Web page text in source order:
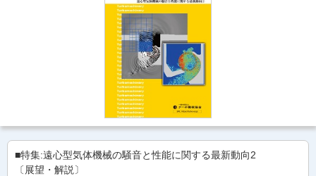
■特集:遠心型気体機械の騒音と性能に関する最新動向2
〔展望・解説〕